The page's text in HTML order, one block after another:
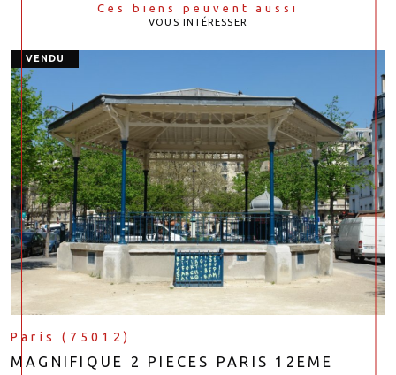
Ces biens peuvent aussi
VOUS INTÉRESSER
VENDU
Paris (75012)
MAGNIFIQUE 2 PIECES PARIS 12EME